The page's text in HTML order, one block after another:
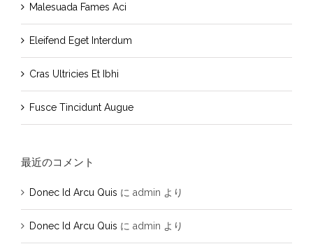
Malesuada Fames Aci
Eleifend Eget Interdum
Cras Ultricies Et Ibhi
Fusce Tincidunt Augue
最近のコメント
Donec Id Arcu Quis に admin より
Donec Id Arcu Quis に admin より